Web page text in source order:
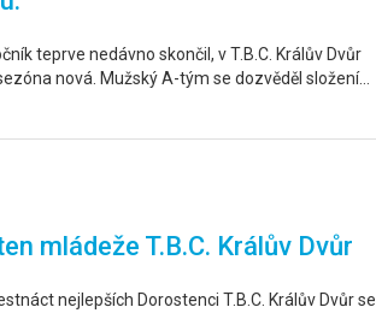
teprve nedávno skončil, v T.B.C. Králův Dvůr
nová. Mužský A-tým se dozvěděl složení…
mládeže T.B.C. Králův Dvůr
nejlepších Dorostenci T.B.C. Králův Dvůr se